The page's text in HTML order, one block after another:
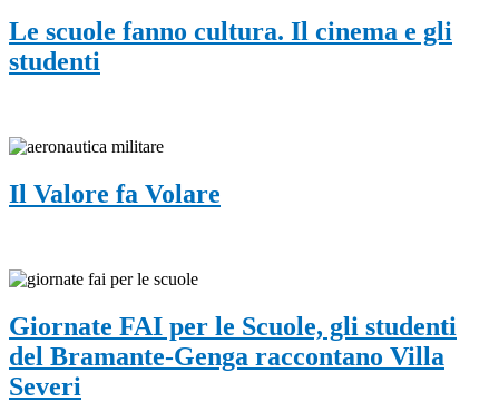
Le scuole fanno cultura. Il cinema e gli
studenti
Il Valore fa Volare
Giornate FAI per le Scuole, gli studenti
del Bramante-Genga raccontano Villa
Severi